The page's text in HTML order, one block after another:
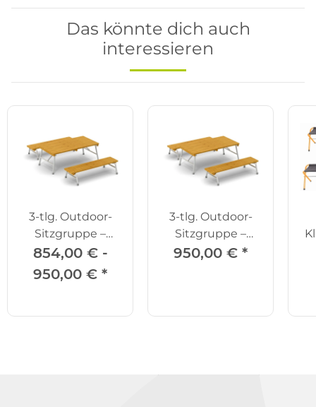
Das könnte dich auch
interessieren
3-tlg. Outdoor-
Sitzgruppe –
Tisch mit 2
Bänken
854,00 € -
950,00 € *
3-tlg. Outdoor-
Sitzgruppe –
Tisch mit 2
950,00 € *